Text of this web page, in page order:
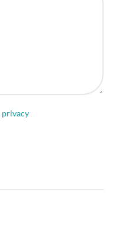
privacy